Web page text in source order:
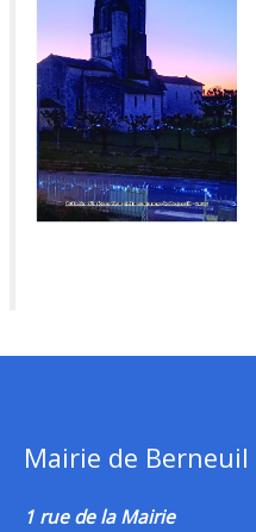
Mairie de Berneuil
1 rue de la Mairie